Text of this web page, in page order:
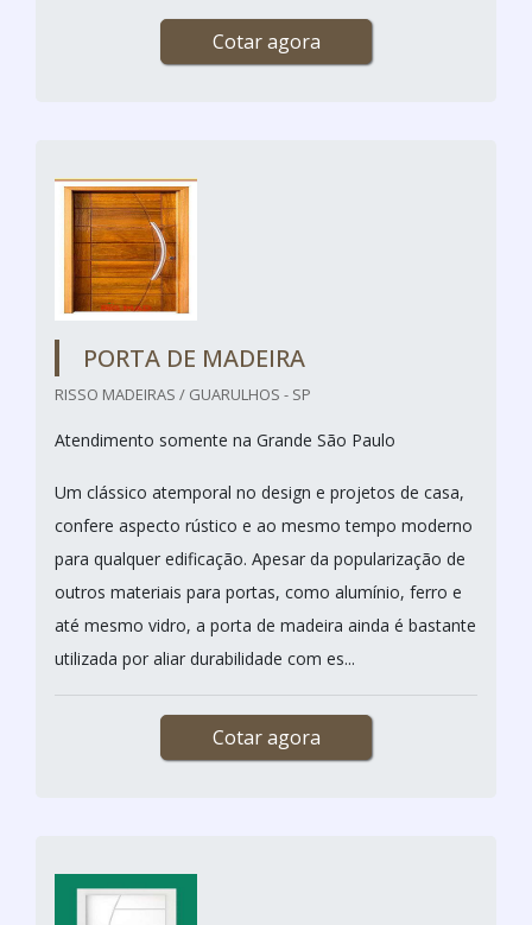
Cotar agora
PORTA DE MADEIRA
RISSO MADEIRAS / GUARULHOS - SP
Atendimento somente na Grande São Paulo
Um clássico atemporal no design e projetos de casa,
confere aspecto rústico e ao mesmo tempo moderno
para qualquer edificação. Apesar da popularização de
outros materiais para portas, como alumínio, ferro e
até mesmo vidro, a porta de madeira ainda é bastante
utilizada por aliar durabilidade com es...
Cotar agora